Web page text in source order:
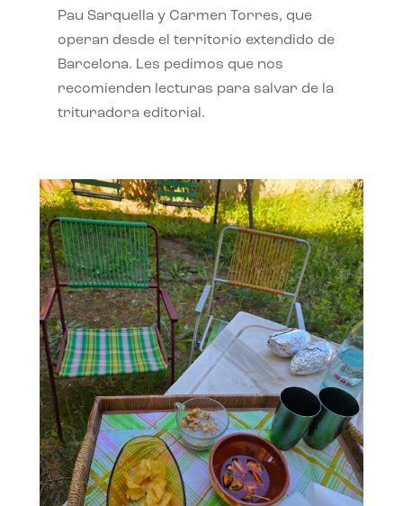
Pau Sarquella y Carmen Torres, que
operan desde el territorio extendido de
Barcelona. Les pedimos que nos
recomienden lecturas para salvar de la
trituradora editorial.